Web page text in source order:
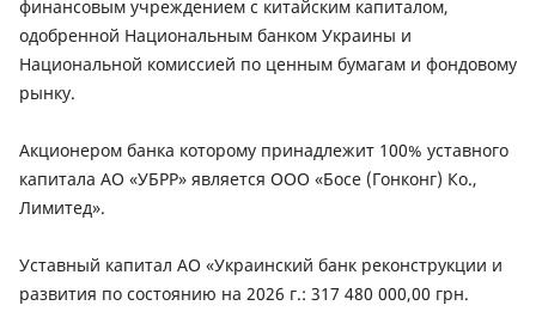
финансовым учреждением с китайским капиталом,
одобренной Национальным банком Украины и
Национальной комиссией по ценным бумагам и фондовому
рынку.
Акционером банка которому принадлежит 100% уставного
капитала АО «УБРР» является ООО «Босе (Гонконг) Ко.,
Лимитед».
Уставный капитал АО «Украинский банк реконструкции и
развития по состоянию на 2026 г.: 317 480 000,00 грн.